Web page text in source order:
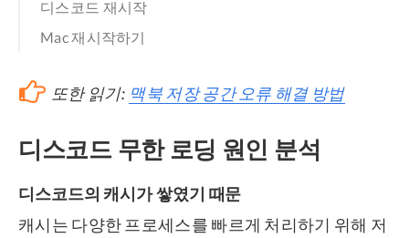
디스코드 재시작
Mac 재시작하기
또한 읽기: 맥북 저장 공간 오류 해결 방법
디스코드 무한 로딩 원인 분석
디스코드의 캐시가 쌓였기 때문
캐시는 다양한 프로세스를 빠르게 처리하기 위해 저